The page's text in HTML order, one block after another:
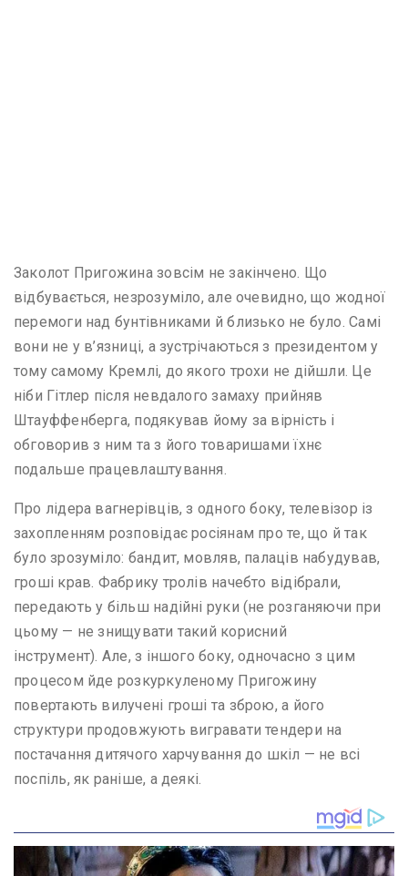
Заколот Пригожина зовсім не закінчено. Що
відбувається, незрозуміло, але очевидно, що жодної
перемоги над бунтівниками й близько не було. Самі
вони не у в’язниці, а зустрічаються з президентом у
тому самому Кремлі, до якого трохи не дійшли. Це
ніби Гітлер після невдалого замаху прийняв
Штауффенберга, подякував йому за вірність і
обговорив з ним та з його товаришами їхнє
подальше працевлаштування.
Про лідера вагнерівців, з одного боку, телевізор із
захопленням розповідає росіянам про те, що й так
було зрозуміло: бандит, мовляв, палаців набудував,
гроші крав. Фабрику тролів начебто відібрали,
передають у більш надійні руки (не розганяючи при
цьому — не знищувати такий корисний
інструмент). Але, з іншого боку, одночасно з цим
процесом йде розкуркуленому Пригожину
повертають вилучені гроші та зброю, а його
структури продовжують вигравати тендери на
постачання дитячого харчування до шкіл — не всі
поспіль, як раніше, а деякі.